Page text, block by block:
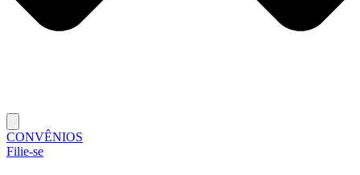
CONVÊNIOS
Filie-se